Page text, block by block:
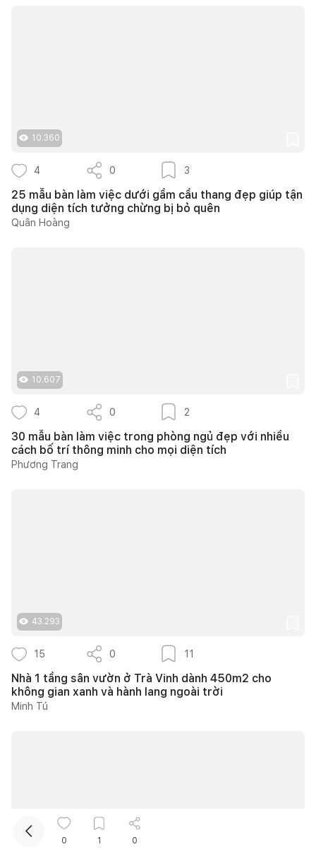
10.360
4 0 3
25 mẫu bàn làm việc dưới gầm cầu thang đẹp giúp tận
dụng diện tích tưởng chừng bị bỏ quên
Quân Hoàng
10.607
4 0 2
30 mẫu bàn làm việc trong phòng ngủ đẹp với nhiều
cách bố trí thông minh cho mọi diện tích
Phương Trang
43.293
15 0 11
Nhà 1 tầng sân vườn ở Trà Vinh dành 450m2 cho
không gian xanh và hành lang ngoài trời
Minh Tú
0 1 0
Kết nối thiết kế, thi công